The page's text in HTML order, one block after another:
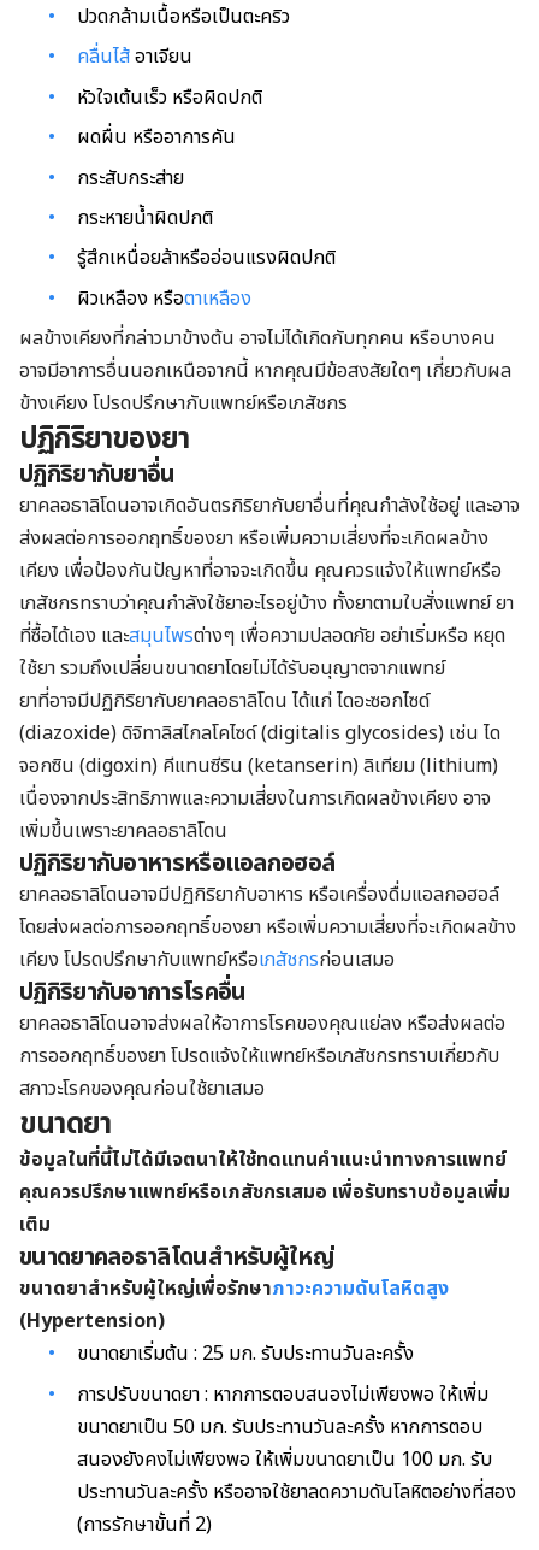
ปวดกล้ามเนื้อหรือเป็นตะคริว
คลื่นไส้อาเจียน
หัวใจเต้นเร็ว หรือผิดปกติ
ผดผื่น หรืออาการคัน
กระสับกระส่าย
กระหายน้ำผิดปกติ
รู้สึกเหนื่อยล้าหรืออ่อนแรงผิดปกติ
ผิวเหลือง หรือตาเหลือง
ผลข้างเคียงที่กล่าวมาข้างต้น อาจไม่ได้เกิดกับทุกคน หรือบางคน
อาจมีอาการอื่นนอกเหนือจากนี้ หากคุณมีข้อสงสัยใดๆ เกี่ยวกับผล
ข้างเคียง โปรดปรึกษากับแพทย์หรือเภสัชกร
ปฏิกิริยาของยา
ปฏิกิริยากับยาอื่น
ยาคลอธาลิโดนอาจเกิดอันตรกิริยากับยาอื่นที่คุณกำลังใช้อยู่ และอาจ
ส่งผลต่อการออกฤทธิ์ของยา หรือเพิ่มความเสี่ยงที่จะเกิดผลข้าง
เคียง เพื่อป้องกันปัญหาที่อาจจะเกิดขึ้น คุณควรแจ้งให้แพทย์หรือ
เภสัชกรทราบว่าคุณกำลังใช้ยาอะไรอยู่บ้าง ทั้งยาตามใบสั่งแพทย์ ยา
ที่ซื้อได้เอง และสมุนไพรต่างๆ เพื่อความปลอดภัย อย่าเริ่มหรือ หยุด
ใช้ยา รวมถึงเปลี่ยนขนาดยาโดยไม่ได้รับอนุญาตจากแพทย์
ยาที่อาจมีปฏิกิริยากับยาคลอธาลิโดน ได้แก่ ไดอะซอกไซด์
(diazoxide) ดิจิทาลิสไกลโคไซด์ (digitalis glycosides) เช่น ได
จอกซิน (digoxin) คีแทนซีริน (ketanserin) ลิเทียม (lithium)
เนื่องจากประสิทธิภาพและความเสี่ยงในการเกิดผลข้างเคียง อาจ
เพิ่มขึ้นเพราะยาคลอธาลิโดน
ปฏิกิริยากับอาหารหรือแอลกอฮอล์
ยาคลอธาลิโดนอาจมีปฏิกิริยากับอาหาร หรือเครื่องดื่มแอลกอฮอล์
โดยส่งผลต่อการออกฤทธิ์ของยา หรือเพิ่มความเสี่ยงที่จะเกิดผลข้าง
เคียง โปรดปรึกษากับแพทย์หรือเภสัชกรก่อนเสมอ
ปฏิกิริยากับอาการโรคอื่น
ยาคลอธาลิโดนอาจส่งผลให้อาการโรคของคุณแย่ลง หรือส่งผลต่อ
การออกฤทธิ์ของยา โปรดแจ้งให้แพทย์หรือเภสัชกรทราบเกี่ยวกับ
สภาวะโรคของคุณก่อนใช้ยาเสมอ
ขนาดยา
ข้อมูลในที่นี้ไม่ได้มีเจตนาให้ใช้ทดแทนคำแนะนำทางการแพทย์
คุณควรปรึกษาแพทย์หรือเภสัชกรเสมอ เพื่อรับทราบข้อมูลเพิ่ม
เติม
ขนาดยาคลอธาลิโดนสำหรับผู้ใหญ่
ขนาดยาสำหรับผู้ใหญ่เพื่อรักษาภาวะความดันโลหิตสูง
(Hypertension)
ขนาดยาเริ่มต้น : 25 มก. รับประทานวันละครั้ง
การปรับขนาดยา : หากการตอบสนองไม่เพียงพอ ให้เพิ่ม
ขนาดยาเป็น 50 มก. รับประทานวันละครั้ง หากการตอบ
สนองยังคงไม่เพียงพอ ให้เพิ่มขนาดยาเป็น 100 มก. รับ
ประทานวันละครั้ง หรืออาจใช้ยาลดความดันโลหิตอย่างที่สอง
(การรักษาขั้นที่ 2)